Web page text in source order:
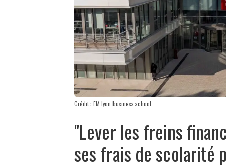
Crédit : EM Lyon business school
"Lever les freins
ses frais de scolarité